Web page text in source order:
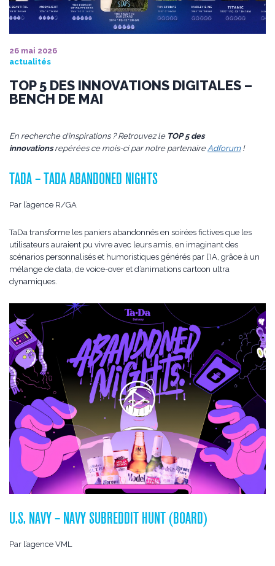
26 mai 2026
actualités
TOP 5 DES INNOVATIONS DIGITALES –
BENCH DE MAI
En recherche d’inspirations ? Retrouvez le TOP 5 des
innovationsrepérées ce mois-ci par notre partenaireAdforum!
TADA – TADA ABANDONED NIGHTS
Par l’agence R/GA
TaDa transforme les paniers abandonnés en soirées fictives que les
utilisateurs auraient pu vivre avec leurs amis, en imaginant des
scénarios personnalisés et humoristiques générés par l’IA, grâce à un
mélange de data, de voice-over et d’animations cartoon ultra
dynamiques.
U.S. NAVY – NAVY SUBREDDIT HUNT (BOARD)
Par l’agence VML